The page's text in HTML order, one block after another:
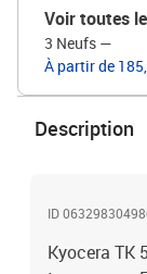
Voir toutes
3 Neufs —
À partir de
Description
ID
Kyocera TK